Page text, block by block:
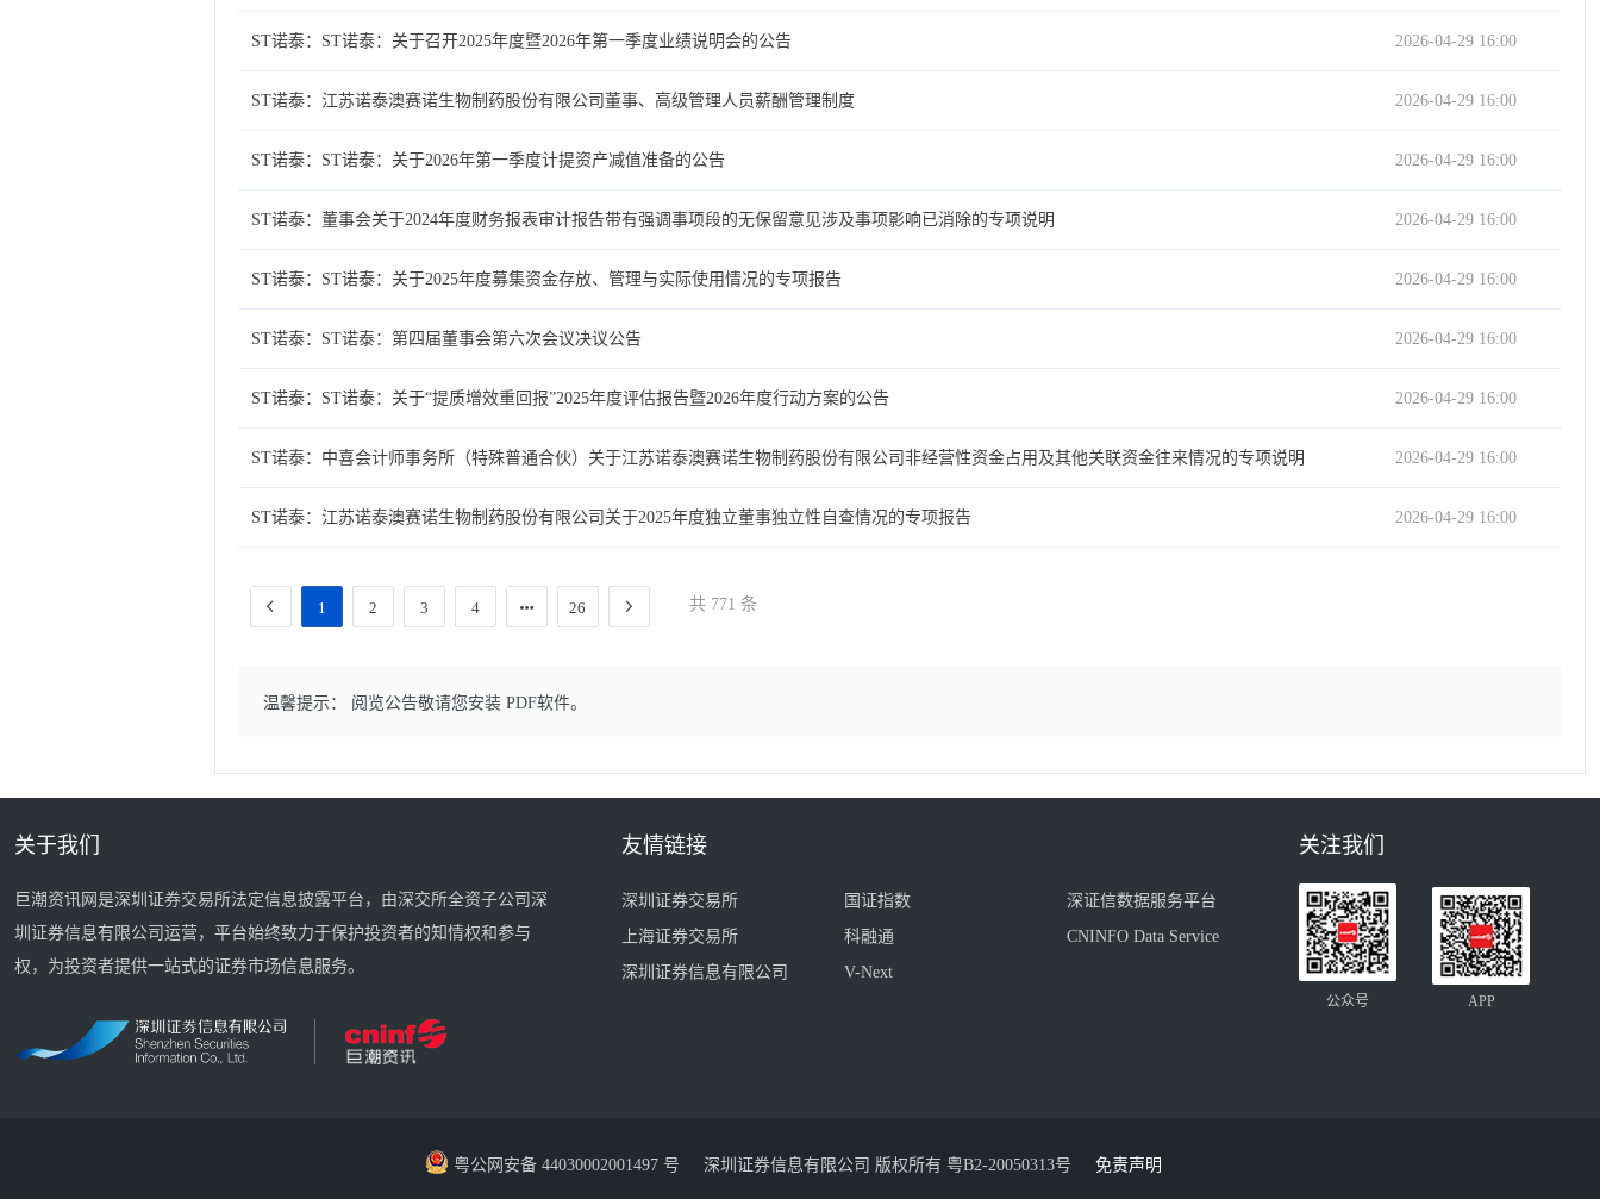
ST诺泰：ST诺泰：关于召开2025年度暨2026年第一季度业绩说明会的公告 2026-04-29 16:00
ST诺泰：江苏诺泰澳赛诺生物制药股份有限公司董事、高级管理人员薪酬管理制度 2026-04-29 16:00
ST诺泰：ST诺泰：关于2026年第一季度计提资产减值准备的公告 2026-04-29 16:00
ST诺泰：董事会关于2024年度财务报表审计报告带有强调事项段的无保留意见涉及事项影响已消除的专项说明 2026-04-29 16:00
ST诺泰：ST诺泰：关于2025年度募集资金存放、管理与实际使用情况的专项报告 2026-04-29 16:00
ST诺泰：ST诺泰：第四届董事会第六次会议决议公告 2026-04-29 16:00
ST诺泰：ST诺泰：关于“提质增效重回报”2025年度评估报告暨2026年度行动方案的公告 2026-04-29 16:00
ST诺泰：中喜会计师事务所（特殊普通合伙）关于江苏诺泰澳赛诺生物制药股份有限公司非经营性资金占用及其他关联资金往来情况的专项说明 2026-04-29 16:00
ST诺泰：江苏诺泰澳赛诺生物制药股份有限公司关于2025年度独立董事独立性自查情况的专项报告 2026-04-29 16:00
1 2 3 4 26 共 771 条
温馨提示： 阅览公告敬请您安装 PDF软件。
关于我们
巨潮资讯网是深圳证券交易所法定信息披露平台，由深交所全资子公司深
圳证券信息有限公司运营，平台始终致力于保护投资者的知情权和参与
权，为投资者提供一站式的证券市场信息服务。
友情链接
深圳证券交易所
上海证券交易所
深圳证券信息有限公司
国证指数
科融通
V-Next
深证信数据服务平台
CNINFO Data Service
关注我们
公众号 APP
粤公网安备 44030002001497 号 深圳证券信息有限公司 版权所有 粤B2-20050313号 免责声明